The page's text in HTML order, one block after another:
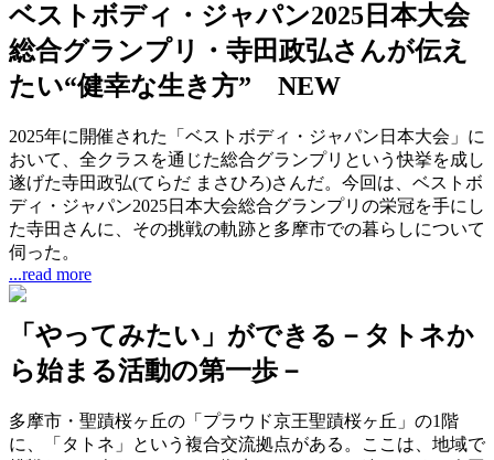
ベストボディ・ジャパン2025日本大会
総合グランプリ・寺田政弘さんが伝え
たい“健幸な生き方” NEW
2025年に開催された「ベストボディ・ジャパン日本大会」に
おいて、全クラスを通じた総合グランプリという快挙を成し
遂げた寺田政弘(てらだ まさひろ)さんだ。今回は、ベストボ
ディ・ジャパン2025日本大会総合グランプリの栄冠を手にし
た寺田さんに、その挑戦の軌跡と多摩市での暮らしについて
伺った。
...read more
「やってみたい」ができる－タトネか
ら始まる活動の第一歩－
多摩市・聖蹟桜ヶ丘の「プラウド京王聖蹟桜ヶ丘」の1階
に、「タトネ」という複合交流拠点がある。ここは、地域で